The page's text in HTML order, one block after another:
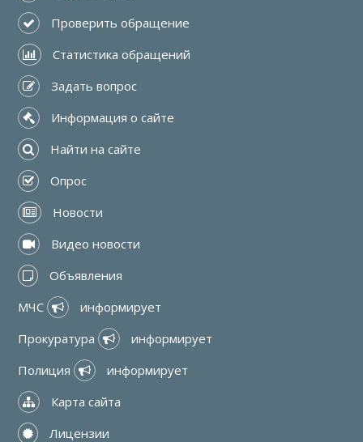
Проверить обращение
Статистика обращений
Задать вопрос
Информация о сайте
Найти на сайте
Опрос
Новости
Видео новости
Объявления
МЧС
информирует
Прокуратура
информирует
Полиция
информирует
Карта сайта
Лицензии